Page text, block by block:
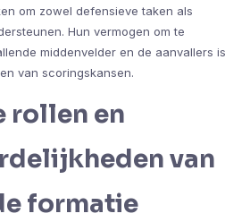
om zowel defensieve taken als
Hun vermogen om te
middenvelder en de aanvallers is
van scoringskansen.
rollen en
van
formatie